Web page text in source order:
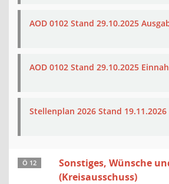
AOD 0102 Stand 29.10.2025
AOD 0102 Stand 29.10.2025
Stellenplan 2026 Stand 19.11.2026
Ö 12
Sonstiges, Wünsche
(Kreisausschuss)